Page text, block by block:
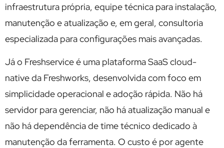
infraestrutura própria, equipe técnica para instalação,
manutenção e atualização e, em geral, consultoria
especializada para configurações mais avançadas.
Já o Freshservice é uma plataforma SaaS cloud-
native da Freshworks, desenvolvida com foco em
simplicidade operacional e adoção rápida. Não há
servidor para gerenciar, não há atualização manual e
não há dependência de time técnico dedicado à
manutenção da ferramenta. O custo é por agente